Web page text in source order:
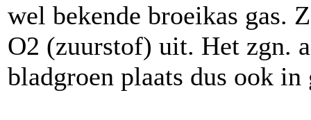
wel bekende broeikas gas.
O2 (zuurstof) uit. Het zgn.
bladgroen plaats dus ook in